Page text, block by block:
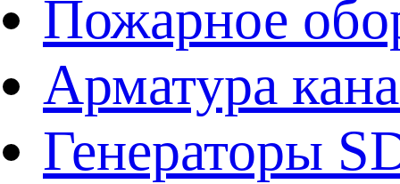
Пожарное
Арматура
Генераторы